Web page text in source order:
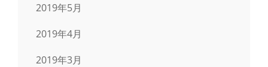
2019年5月
2019年4月
2019年3月